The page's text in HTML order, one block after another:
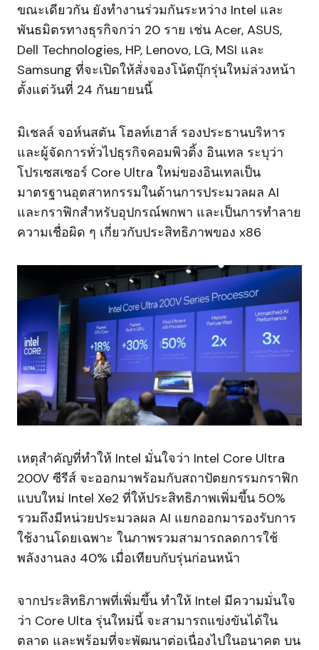
ขณะเดียวกัน ยังทำงานร่วมกันระหว่าง Intel และ
พันธมิตรทางธุรกิจกว่า 20 ราย เช่น Acer, ASUS,
Dell Technologies, HP, Lenovo, LG, MSI และ
Samsung ที่จะเปิดให้สั่งจองโน้ตบุ๊กรุ่นใหม่ล่วงหน้า
ตั้งแต่วันที่ 24 กันยายนนี้
มิเชลล์ จอห์นสตัน โฮลท์เฮาส์ รองประธานบริหาร
และผู้จัดการทั่วไปธุรกิจคอมพิวติ้ง อินเทล ระบุว่า
โปรเซสเซอร์ Core Ultra ใหม่ของอินเทลเป็น
มาตรฐานอุตสาหกรรมในด้านการประมวลผล AI
และกราฟิกสำหรับอุปกรณ์พกพา และเป็นการทำลาย
ความเชื่อผิด ๆ เกี่ยวกับประสิทธิภาพของ x86
เหตุสำคัญที่ทำให้ Intel มั่นใจว่า Intel Core Ultra
200V ซีรีส์ จะออกมาพร้อมกับสถาปัตยกรรมกราฟิก
แบบใหม่ Intel Xe2 ที่ให้ประสิทธิภาพเพิ่มขึ้น 50%
รวมถึงมีหน่วยประมวลผล AI แยกออกมารองรับการ
ใช้งานโดยเฉพาะ ในภาพรวมสามารถลดการใช้
พลังงานลง 40% เมื่อเทียบกับรุ่นก่อนหน้า
จากประสิทธิภาพที่เพิ่มขึ้น ทำให้ Intel มีความมั่นใจ
ว่า Core Ulta รุ่นใหม่นี้ จะสามารถแข่งขันได้ใน
ตลาด และพร้อมที่จะพัฒนาต่อเนื่องไปในอนาคต บน